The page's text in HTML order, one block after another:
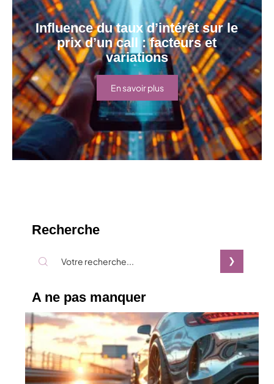
Influence du taux d’intérêt sur le
prix d’un call : facteurs et
variations
En savoir plus
Recherche
A ne pas manquer